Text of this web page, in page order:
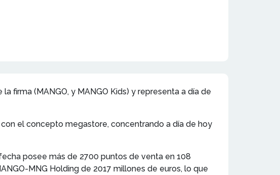
firma (MANGO, y MANGO Kids) y representa a día de
el concepto megastore, concentrando a día de hoy
posee más de 2700 puntos de venta en 108
MNG Holding de 2017 millones de euros, lo que